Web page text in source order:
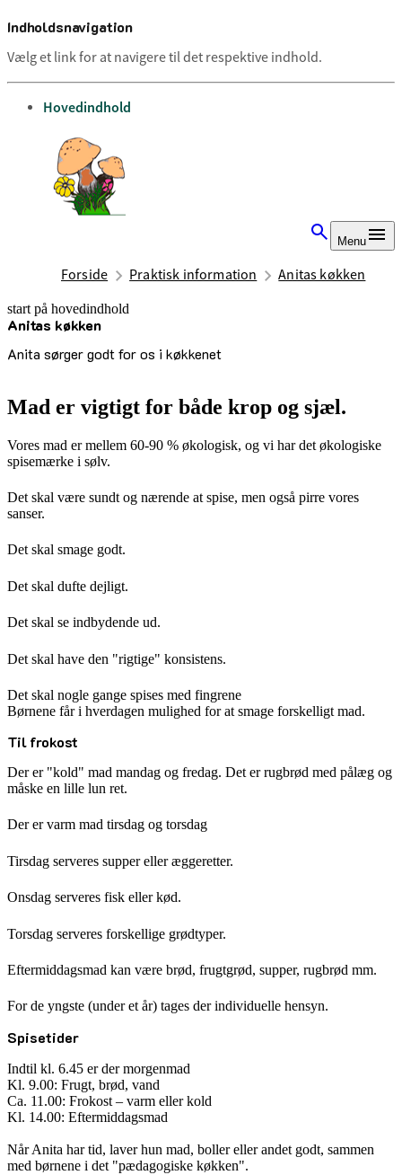
Indholdsnavigation
Vælg et link for at navigere til det respektive indhold.
gå til
Hovedindhold
Menu
Forside Praktisk information Anitas køkken
start på hovedindhold
Anitas køkken
Anita sørger godt for os i køkkenet
senest opdateret 30. september 2025
Mad er vigtigt for både krop og sjæl.
Vores mad er mellem 60-90 % økologisk, og vi har det økologiske
spisemærke i sølv.
Det skal være sundt og nærende at spise, men også pirre vores
sanser.
Det skal smage godt.
Det skal dufte dejligt.
Det skal se indbydende ud.
Det skal have den "rigtige" konsistens.
Det skal nogle gange spises med fingrene
Børnene får i hverdagen mulighed for at smage forskelligt mad.
Til frokost
Der er "kold" mad mandag og fredag. Det er rugbrød med pålæg og
måske en lille lun ret.
Der er varm mad tirsdag og torsdag
Tirsdag serveres supper eller æggeretter.
Onsdag serveres fisk eller kød.
Torsdag serveres forskellige grødtyper.
Eftermiddagsmad kan være brød, frugtgrød, supper, rugbrød mm.
For de yngste (under et år) tages der individuelle hensyn.
Spisetider
Indtil kl. 6.45 er der morgenmad
Kl. 9.00: Frugt, brød, vand
Ca. 11.00: Frokost – varm eller kold
Kl. 14.00: Eftermiddagsmad
Når Anita har tid, laver hun mad, boller eller andet godt, sammen
med børnene i det "pædagogiske køkken".